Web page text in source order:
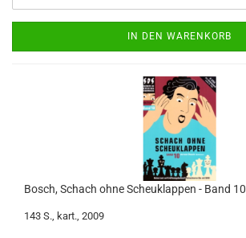
IN DEN WARENKORB
Bosch, Schach ohne Scheuklappen - Band 10
143 S., kart., 2009